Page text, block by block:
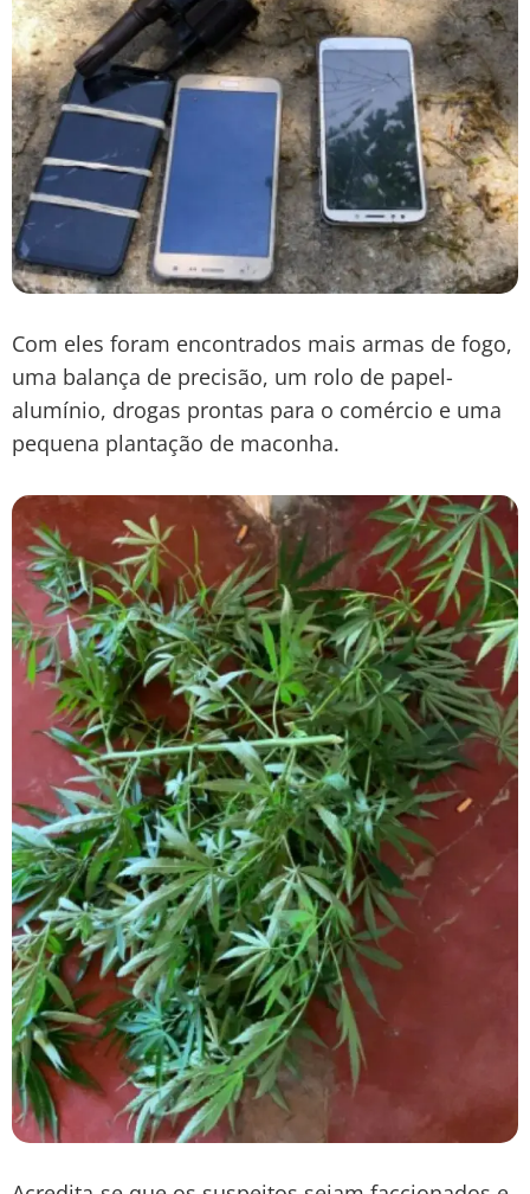
Com eles foram encontrados mais armas de fogo,
uma balança de precisão, um rolo de papel-
alumínio, drogas prontas para o comércio e uma
pequena plantação de maconha.